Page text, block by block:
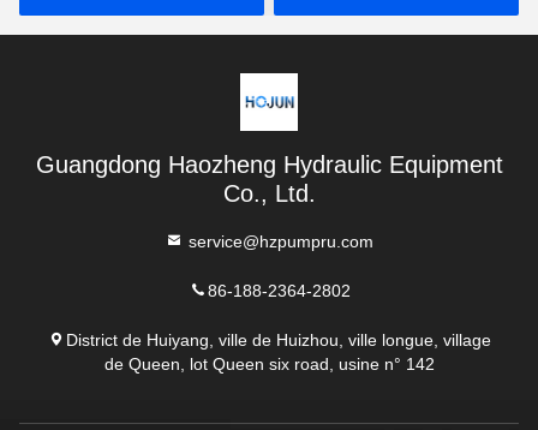
Guangdong Haozheng Hydraulic Equipment
Co., Ltd.
service@hzpumpru.com
86-188-2364-2802
District de Huiyang, ville de Huizhou, ville longue, village
de Queen, lot Queen six road, usine n° 142